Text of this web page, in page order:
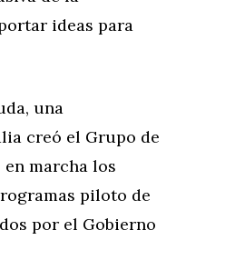
ideas para
una
creó el Grupo de
marcha los
piloto de
por el Gobierno